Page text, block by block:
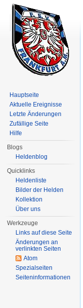
Hauptseite
Aktuelle Ereignisse
Letzte Änderungen
Zufällige Seite
Hilfe
Blogs
Heldenblog
Quicklinks
Heldenliste
Bilder der Helden
Kollektion
Über uns
Werkzeuge
Links auf diese Seite
Änderungen an
verlinkten Seiten
Atom
Spezialseiten
Seiten­informationen